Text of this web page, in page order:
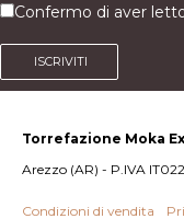
Confermo di aver
ISCRIVITI
Torrefazione Moka
Arezzo (AR) - P.IVA
Condizioni di vendita